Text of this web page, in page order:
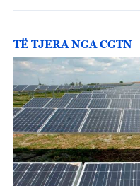
TË TJERA NGA CGTN